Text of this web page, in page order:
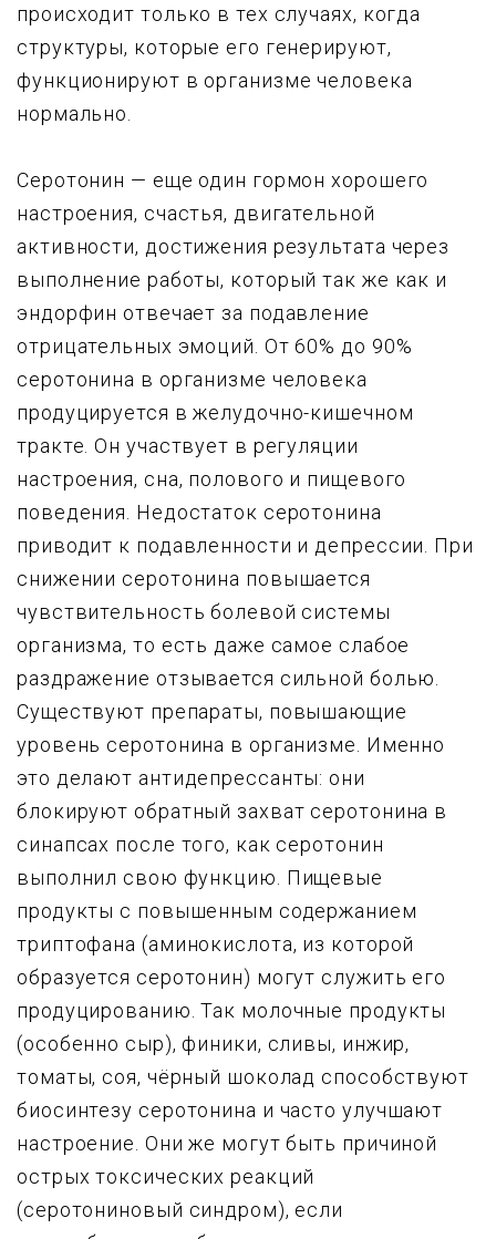
происходит только в тех случаях, когда
структуры, которые его генерируют,
функционируют в организме человека
нормально.
Серотонин — еще один гормон хорошего
настроения, счастья, двигательной
активности, достижения результата через
выполнение работы, который так же как и
эндорфин отвечает за подавление
отрицательных эмоций. От 60% до 90%
серотонина в организме человека
продуцируется в желудочно-кишечном
тракте. Он участвует в регуляции
настроения, сна, полового и пищевого
поведения. Недостаток серотонина
приводит к подавленности и депрессии. При
снижении серотонина повышается
чувствительность болевой системы
организма, то есть даже самое слабое
раздражение отзывается сильной болью.
Существуют препараты, повышающие
уровень серотонина в организме. Именно
это делают антидепрессанты: они
блокируют обратный захват серотонина в
синапсах после того, как серотонин
выполнил свою функцию. Пищевые
продукты с повышенным содержанием
триптофана (аминокислота, из которой
образуется серотонин) могут служить его
продуцированию. Так молочные продукты
(особенно сыр), финики, сливы, инжир,
томаты, соя, чёрный шоколад способствуют
биосинтезу серотонина и часто улучшают
настроение. Они же могут быть причиной
острых токсических реакций
(серотониновый синдром), если